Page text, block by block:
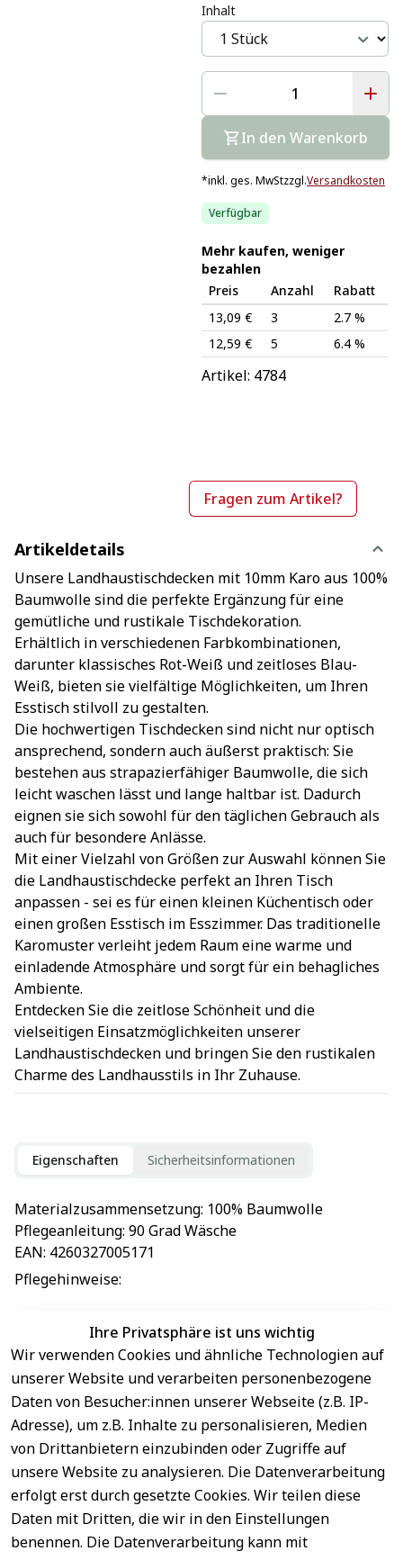
Inhalt
In den Warenkorb
*inkl. ges. MwStzzgl.Versandkosten
Verfügbar
Mehr kaufen, weniger
bezahlen
Preis
Anzahl
Rabatt
13,09 €
3
2.7 %
12,59 €
5 6.4 %
Artikel: 4784
Fragen zum Artikel?
Artikeldetails
Unsere Landhaustischdecken mit 10mm Karo aus 100%
Baumwolle sind die perfekte Ergänzung für eine
gemütliche und rustikale Tischdekoration.
Erhältlich in verschiedenen Farbkombinationen,
darunter klassisches Rot-Weiß und zeitloses Blau-
Weiß, bieten sie vielfältige Möglichkeiten, um Ihren
Esstisch stilvoll zu gestalten.
Die hochwertigen Tischdecken sind nicht nur optisch
ansprechend, sondern auch äußerst praktisch: Sie
bestehen aus strapazierfähiger Baumwolle, die sich
leicht waschen lässt und lange haltbar ist. Dadurch
eignen sie sich sowohl für den täglichen Gebrauch als
auch für besondere Anlässe.
Mit einer Vielzahl von Größen zur Auswahl können Sie
die Landhaustischdecke perfekt an Ihren Tisch
anpassen - sei es für einen kleinen Küchentisch oder
einen großen Esstisch im Esszimmer. Das traditionelle
Karomuster verleiht jedem Raum eine warme und
einladende Atmosphäre und sorgt für ein behagliches
Ambiente.
Entdecken Sie die zeitlose Schönheit und die
vielseitigen Einsatzmöglichkeiten unserer
Landhaustischdecken und bringen Sie den rustikalen
Charme des Landhausstils in Ihr Zuhause.
Eigenschaften Sicherheitsinformationen
Materialzusammensetzung: 100% Baumwolle
Pflegeanleitung: 90 Grad Wäsche
EAN: 4260327005171
Pflegehinweise:
EU-Verantwortliche Person - klicken Sie für Details
Ihre Privatsphäre ist uns wichtig
Wir verwenden Cookies und ähnliche Technologien auf
unserer Website und verarbeiten personenbezogene
Daten von Besucher:innen unserer Webseite (z.B. IP-
Adresse), um z.B. Inhalte zu personalisieren, Medien
von Drittanbietern einzubinden oder Zugriffe auf
unsere Website zu analysieren. Die Datenverarbeitung
erfolgt erst durch gesetzte Cookies. Wir teilen diese
Daten mit Dritten, die wir in den Einstellungen
benennen. Die Datenverarbeitung kann mit